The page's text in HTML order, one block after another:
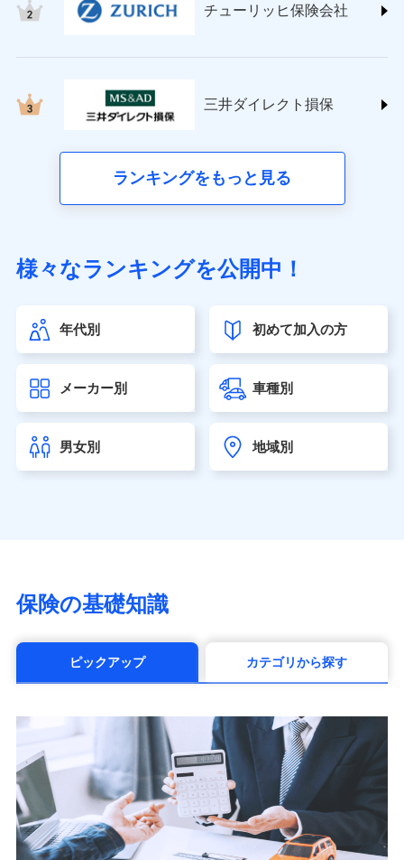
(https://www.nisshinfire.co.jp/)
(https://www.petfamilyins.co.jp/)
ins.com/)
三井ダイレクト損害保険株式会社
（https://www.sonylife.co.jp）
第一ネオ生命保険株式会社（https://neofirst.co.jp/）
大樹生命保険株式会社（https://www.taiju-life.co.jp）
seimei.co.jp）
チューリッヒ生命保険株式会社
東京海上日動あんしん生命保険株式会社
（https://www.tmn-anshin.co.jp/）
マニュライフ生命保険株式会社
（https://www.manulife.co.jp/）
（https://www.msa-life.co.jp/）
メットライフ生命株式会社(https://www.metlife.co.jp/)
■少額短期保険
株式会社アシロ少額短期保険 (https://kailash.co.jp/)
SBIいきいき少額短期保険会社 (https://www.i-
sedai.com/)
SBIペット少額短期保険株式会社 (https://www.sbipet-
ssi.co.jp/)
チューリッヒ保険会社
三井ダイレクト損保
ランキングをもっと見る
様々なランキングを公開中！
年代別 初めて加入の方
メーカー別 車種別
男女別 地域別
保険の基礎知識
ピックアップ カテゴリから探す